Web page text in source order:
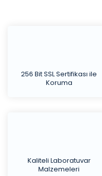
256 Bit SSL Sertifikası ile
Koruma
Kaliteli Laboratuvar
Malzemeleri